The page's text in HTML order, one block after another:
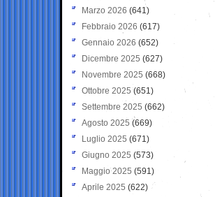
Marzo 2026 (641)
Febbraio 2026 (617)
Gennaio 2026 (652)
Dicembre 2025 (627)
Novembre 2025 (668)
Ottobre 2025 (651)
Settembre 2025 (662)
Agosto 2025 (669)
Luglio 2025 (671)
Giugno 2025 (573)
Maggio 2025 (591)
Aprile 2025 (622)